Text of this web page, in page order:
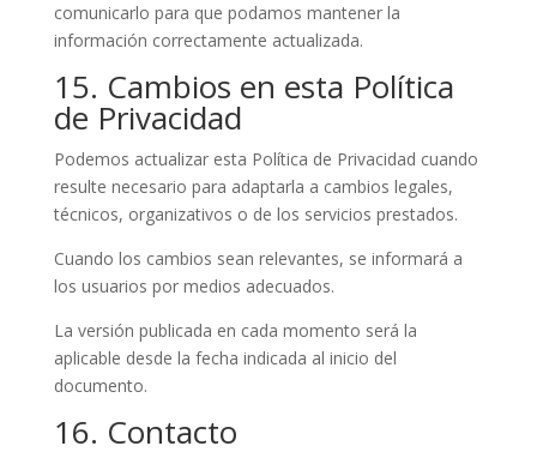
comunicarlo para que podamos mantener la
información correctamente actualizada.
15. Cambios en esta Política
de Privacidad
Podemos actualizar esta Política de Privacidad cuando
resulte necesario para adaptarla a cambios legales,
técnicos, organizativos o de los servicios prestados.
Cuando los cambios sean relevantes, se informará a
los usuarios por medios adecuados.
La versión publicada en cada momento será la
aplicable desde la fecha indicada al inicio del
documento.
16. Contacto